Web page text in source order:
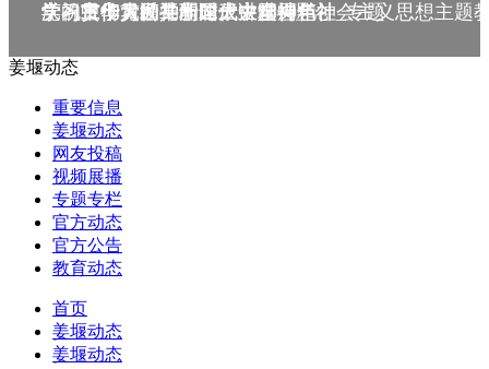
庆祝中华人民共和国成立75周年
学习贯彻党的二十届三中全会精神_专题
党的二十大精神理论大讲堂--理论
学习宣传贯彻党的二十大精神
学习贯彻习近平新时代中国特色社会主义思想主题
姜堰动态
重要信息
姜堰动态
网友投稿
视频展播
专题专栏
官方动态
官方公告
教育动态
首页
姜堰动态
姜堰动态